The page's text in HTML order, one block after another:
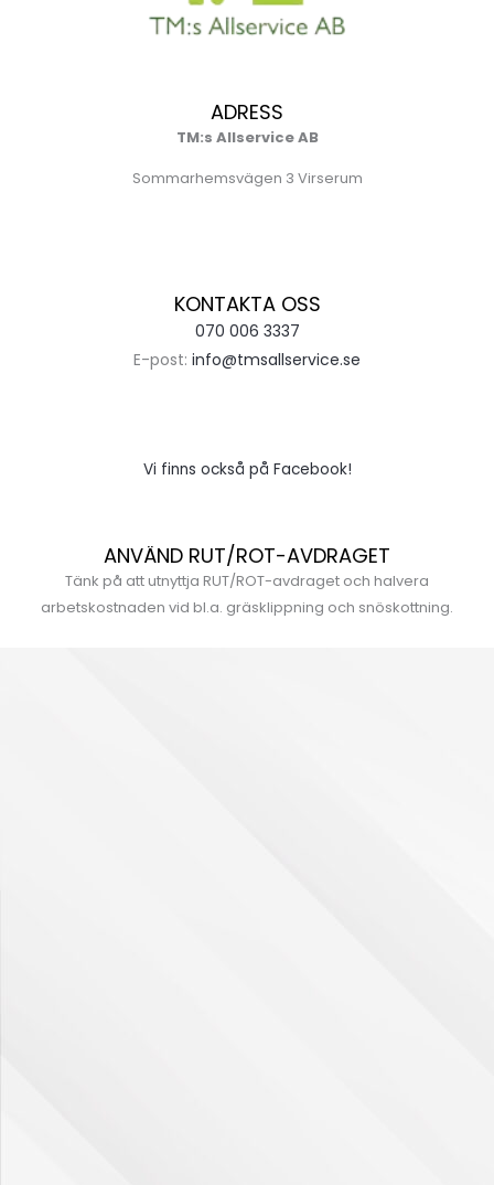
ADRESS
TM:s Allservice AB
Sommarhemsvägen 3 Virserum
KONTAKTA OSS
070 006 3337
E-post: info@tmsallservice.se
Vi finns också på Facebook!
ANVÄND RUT/ROT-AVDRAGET
Tänk på att utnyttja RUT/ROT-avdraget och halvera
arbetskostnaden vid bl.a. gräsklippning och snöskottning.